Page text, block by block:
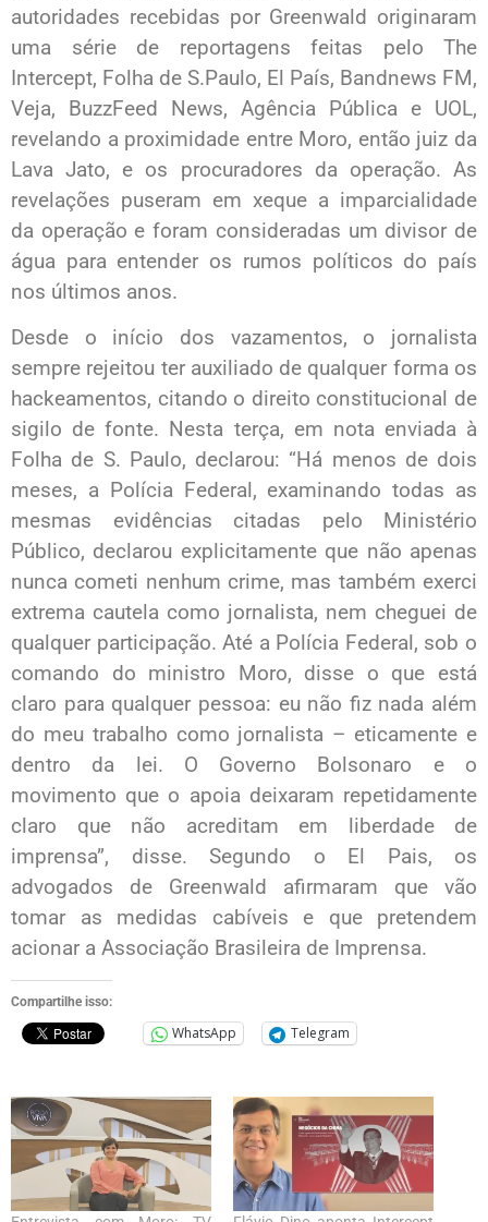
autoridades recebidas por Greenwald originaram
uma série de reportagens feitas pelo The
Intercept, Folha de S.Paulo, El País, Bandnews FM,
Veja, BuzzFeed News, Agência Pública e UOL,
revelando a proximidade entre Moro, então juiz da
Lava Jato, e os procuradores da operação. As
revelações puseram em xeque a imparcialidade
da operação e foram consideradas um divisor de
água para entender os rumos políticos do país
nos últimos anos.
Desde o início dos vazamentos, o jornalista
sempre rejeitou ter auxiliado de qualquer forma os
hackeamentos, citando o direito constitucional de
sigilo de fonte. Nesta terça, em nota enviada à
Folha de S. Paulo, declarou: “Há menos de dois
meses, a Polícia Federal, examinando todas as
mesmas evidências citadas pelo Ministério
Público, declarou explicitamente que não apenas
nunca cometi nenhum crime, mas também exerci
extrema cautela como jornalista, nem cheguei de
qualquer participação. Até a Polícia Federal, sob o
comando do ministro Moro, disse o que está
claro para qualquer pessoa: eu não fiz nada além
do meu trabalho como jornalista – eticamente e
dentro da lei. O Governo Bolsonaro e o
movimento que o apoia deixaram repetidamente
claro que não acreditam em liberdade de
imprensa”, disse. Segundo o El Pais, os
advogados de Greenwald afirmaram que vão
tomar as medidas cabíveis e que pretendem
acionar a Associação Brasileira de Imprensa.
Compartilhe isso:
WhatsApp Telegram